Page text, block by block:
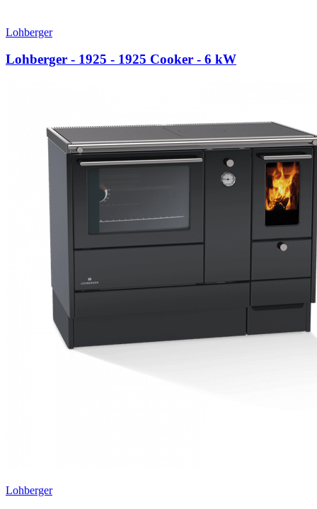
Lohberger
Lohberger - 1925 - 1925 Cooker - 6 kW
Lohberger